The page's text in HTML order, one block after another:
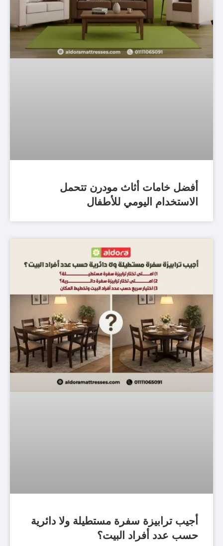
أفضل خامات أثاث مودرن تتحمل
الاستخدام اليومي للأطفال
أجيب ترابيزة سفرة مستطيلة ولا دائرية
حسب عدد أفراد البيت؟